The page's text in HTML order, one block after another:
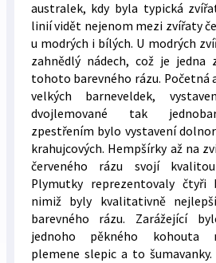
australek, kdy byla typická
linií vidět nejenom mezi zvířaty
u modrých i bílých. U modrých
zahnědlý nádech, což je
tohoto barevného rázu. Početná
velkých barneveldek,
dvojlemované tak
zpestřením bylo vystavení
krahujcových. Hempšírky až na
červeného rázu svojí
Plymutky reprezentovaly čtyři
nimiž byly kvalitativně
barevného rázu. Zarážející
jednoho pěkného kohouta
plemene slepic a to